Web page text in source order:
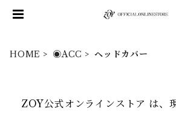
HOME ◉ACC ヘッドカバー
ZOY公式オンラインストア は、